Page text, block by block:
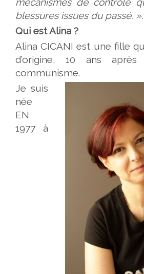
blessures issues du passé. ».
Qui est Alina ?
Alina CICANI est une fille
d’origine, 10 ans
communisme.
Je suis
née
EN
1977 à